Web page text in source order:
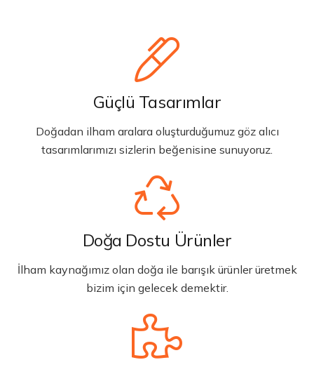
Güçlü Tasarımlar
Doğadan ilham aralara oluşturduğumuz göz alıcı
tasarımlarımızı sizlerin beğenisine sunuyoruz.
Doğa Dostu Ürünler
İlham kaynağımız olan doğa ile barışık ürünler üretmek
bizim için gelecek demektir.